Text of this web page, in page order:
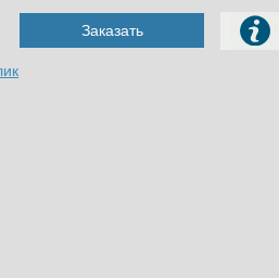
Заказать